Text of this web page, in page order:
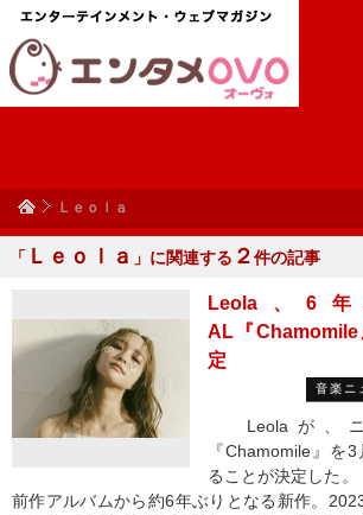
Ｌｅｏｌａ
「 Ｌｅｏｌａ 」に関連する ２件の記事
Leola、6
AL『
定
音楽ニ
Leolaが、
『Chamomile』を
ることが決定した
前作アルバムから約6年ぶりとなる新作。